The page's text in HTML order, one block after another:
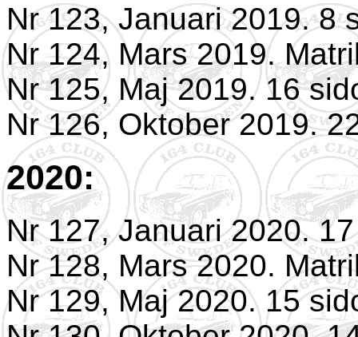
Nr 123, Januari 2019. 8
Nr 124, Mars 2019.
Nr 125, Maj 2019. 16
Nr 126, Oktober 2019.
2020:
Nr 127, Januari 2020.
Nr 128, Mars 2020.
Nr 129, Maj 2020. 15